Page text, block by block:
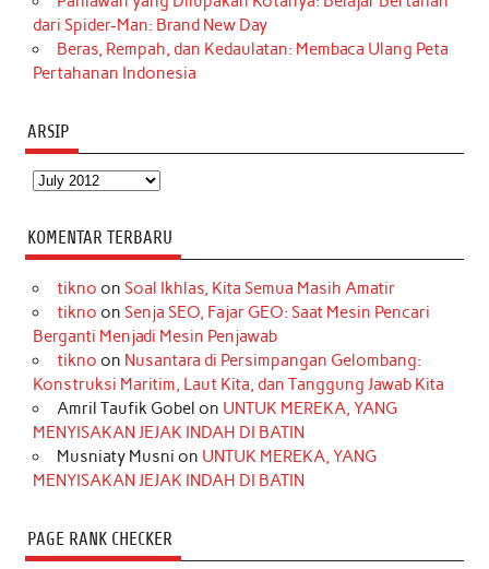
dari Spider-Man: Brand New Day
Beras, Rempah, dan Kedaulatan: Membaca Ulang Peta
Pertahanan Indonesia
ARSIP
Arsip
KOMENTAR TERBARU
tikno on Soal Ikhlas, Kita Semua Masih Amatir
tikno on Senja SEO, Fajar GEO: Saat Mesin Pencari
Berganti Menjadi Mesin Penjawab
tikno on Nusantara di Persimpangan Gelombang:
Konstruksi Maritim, Laut Kita, dan Tanggung Jawab Kita
Amril Taufik Gobel on UNTUK MEREKA, YANG
MENYISAKAN JEJAK INDAH DI BATIN
Musniaty Musni on UNTUK MEREKA, YANG
MENYISAKAN JEJAK INDAH DI BATIN
PAGE RANK CHECKER